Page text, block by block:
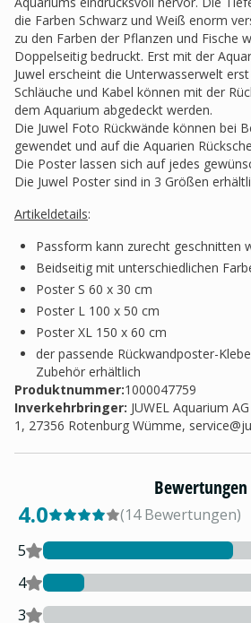
die Farben Schwarz und Weiß enorm
zu den Farben der Pflanzen und Fische
Doppelseitig bedruckt. Erst mit der
Juwel erscheint die Unterwasserwelt
Schläuche und Kabel können mit der
dem Aquarium abgedeckt werden.
Die Juwel Foto Rückwände können bei
gewendet und auf die Aquarien
Die Poster lassen sich auf jedes
Die Juwel Poster sind in 3 Größen
Artikeldetails:
Passform kann zurecht geschnitten
Beidseitig mit unterschiedlichen
Poster S 60 x 30 cm
Poster L 100 x 50 cm
Poster XL 150 x 60 cm
der passende Rückwandposter-
Zubehör erhältlich
Produktnummer:1000047759
Inverkehrbringer: JUWEL Aquarium
1, 27356 Rotenburg Wümme,
Bewertungen
4.0 (14 Bewertungen)
5
4
3